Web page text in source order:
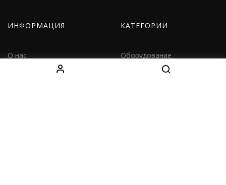
ИНФОРМАЦИЯ
О нас
КАТЕГОРИИ
Оборудование